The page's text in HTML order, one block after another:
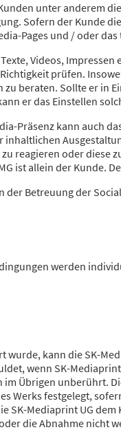
unter anderem
Sofern der Kunde
Pages und / oder
Videos,
prüfen.
beraten. Sollte er in
er das Einstellen
Präsenz kann auch
inhaltlichen
reagieren oder diese
ist allein der Kunde.
der Betreuung der
werden
wurde, kann die SK-
wenn SK-
Übrigen unberührt.
Werks festgelegt,
SK-Mediaprint UG
die Abnahme nicht